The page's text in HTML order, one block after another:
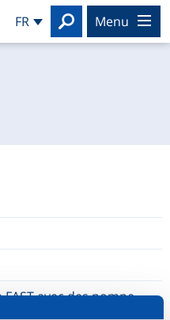
FR
Search
menu
Geveke sponsorise le Team FAST avec des pompes Lewa